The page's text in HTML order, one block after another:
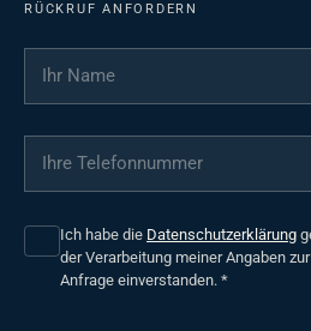
RÜCKRUF ANFORDERN
Ihr Name
Ihre Telefonnummer
Ich habe die Datenschutzerklärung
der Verarbeitung meiner Angaben
Anfrage einverstanden. *